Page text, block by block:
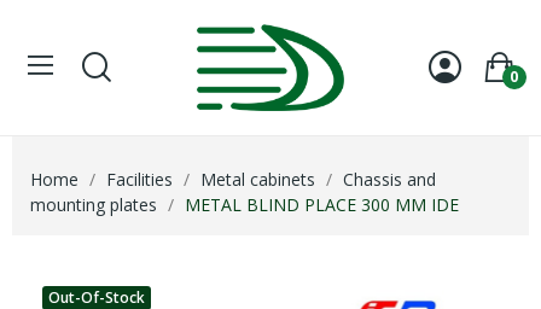
0
Home Facilities Metal cabinets
Chassis and
mounting plates
METAL BLIND PLACE 300 MM IDE
Out-Of-Stock